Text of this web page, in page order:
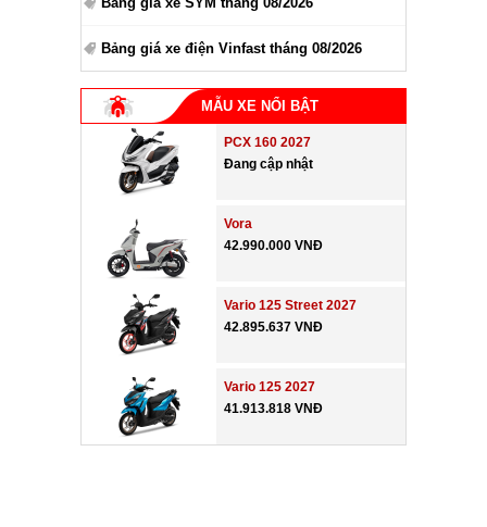
Bảng giá xe điện Vinfast tháng 08/2026
MẪU XE NỔI BẬT
PCX 160 2027
Đang cập nhật
Vora
42.990.000 VNĐ
Vario 125 Street 2027
42.895.637 VNĐ
Vario 125 2027
41.913.818 VNĐ